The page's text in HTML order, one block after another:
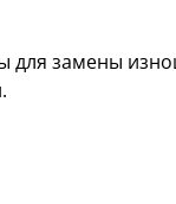
замены